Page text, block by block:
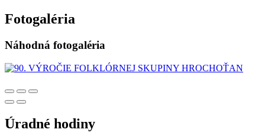
Fotogaléria
Náhodná fotogaléria
Úradné hodiny